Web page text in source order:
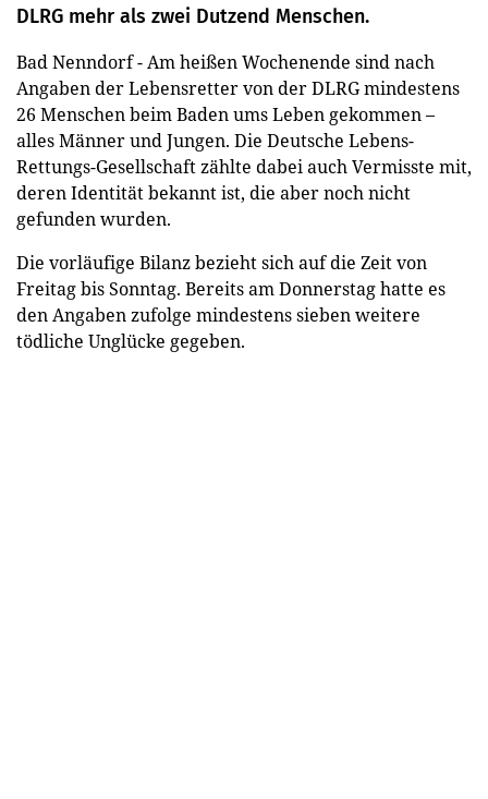
DLRG mehr als zwei Dutzend Menschen.
Bad Nenndorf - Am heißen Wochenende sind nach
Angaben der Lebensretter von der DLRG mindestens
26 Menschen beim Baden ums Leben gekommen –
alles Männer und Jungen. Die Deutsche Lebens-
Rettungs-Gesellschaft zählte dabei auch Vermisste mit,
deren Identität bekannt ist, die aber noch nicht
gefunden wurden.
Die vorläufige Bilanz bezieht sich auf die Zeit von
Freitag bis Sonntag. Bereits am Donnerstag hatte es
den Angaben zufolge mindestens sieben weitere
tödliche Unglücke gegeben.